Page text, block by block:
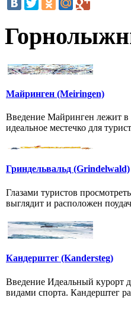
Майринген (Meiringen)
Введение Майринген лежит в
идеальное местечко для
Гриндельвальд (Grindelwald)
Глазами туристов
выглядит и расположен
Кандерштег (Kandersteg)
Введение Идеальный курорт
видами спорта. Кандерштег